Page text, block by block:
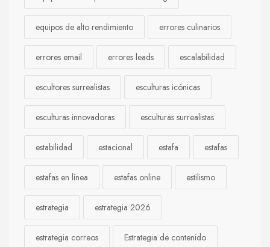
equipos de alto rendimiento errores culinarios
errores email errores leads escalabilidad
escultores surrealistas esculturas icónicas
esculturas innovadoras esculturas surrealistas
estabilidad estacional estafa estafas
estafas en línea estafas online estilismo
estrategia estrategia 2026
estrategia correos Estrategia de contenido